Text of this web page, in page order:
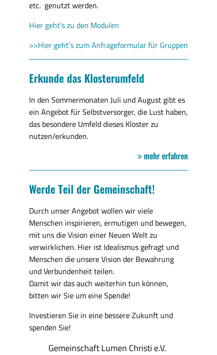
etc. genutzt werden.
Hier geht’s zu den Modulen
>>Hier geht’s zum Anfrageformular für Gruppen
Erkunde das Klosterumfeld
In den Sommermonaten Juli und August gibt es
ein Angebot für Selbstversorger, die Lust haben,
das besondere Umfeld dieses Kloster zu
nutzen/erkunden.
mehr erfahren
Werde Teil der Gemeinschaft!
Durch unser Angebot wollen wir viele
Menschen inspirieren, ermutigen und bewegen,
mit uns die Vision einer Neuen Welt zu
verwirklichen. Hier ist Idealismus gefragt und
Menschen die unsere Vision der Bewahrung
und Verbundenheit teilen.
Damit wir das auch weiterhin tun können,
bitten wir Sie um eine Spende!
Investieren Sie in eine bessere Zukunft und
spenden Sie!
Gemeinschaft Lumen Christi e.V.